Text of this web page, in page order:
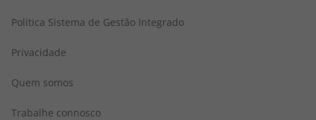
Politica Sistema de Gestão Integrado
Privacidade
Quem somos
Trabalhe connosco